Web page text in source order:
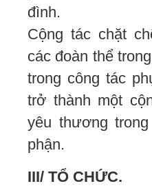
đình.
Cộng tác chặt
các đoàn thể
trong công tác
trở thành một
yêu thương
phận.
III/ TỔ CHỨC.